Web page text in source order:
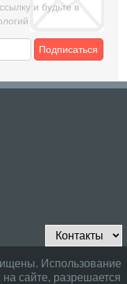
и будьте в
Подписаться
Использование
сайте, разрешается